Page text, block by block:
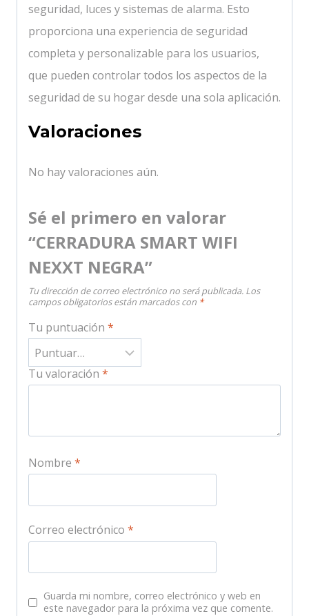
seguridad, luces y sistemas de alarma. Esto
proporciona una experiencia de seguridad
completa y personalizable para los usuarios,
que pueden controlar todos los aspectos de la
seguridad de su hogar desde una sola aplicación.
Valoraciones
No hay valoraciones aún.
Sé el primero en valorar
“CERRADURA SMART WIFI
NEXXT NEGRA”
Tu dirección de correo electrónico no será publicada. Los
campos obligatorios están marcados con *
Tu puntuación *
Tu valoración *
Nombre *
Correo electrónico *
Guarda mi nombre, correo electrónico y web en
este navegador para la próxima vez que comente.